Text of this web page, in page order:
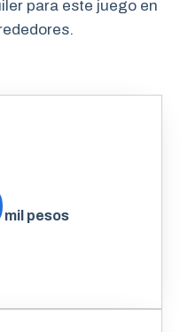
para este juego en
mil pesos